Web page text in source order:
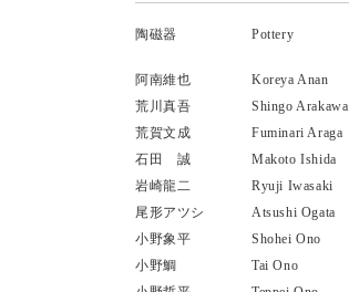
陶磁器 Pottery
阿南維也
Koreya Anan
荒川真吾
Shingo Arakawa
荒賀文成
Fuminari Araga
石田 誠
Makoto Ishida
岩崎龍二
Ryuji Iwasaki
尾形アツシ
Atsushi Ogata
小野象平
Shohei Ono
小野鯛
Tai Ono